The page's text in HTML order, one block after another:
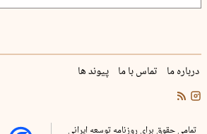
درباره ما تماس با ما پیوند ها
تمامی حقوق برای روزنامه توسعه ایرانی